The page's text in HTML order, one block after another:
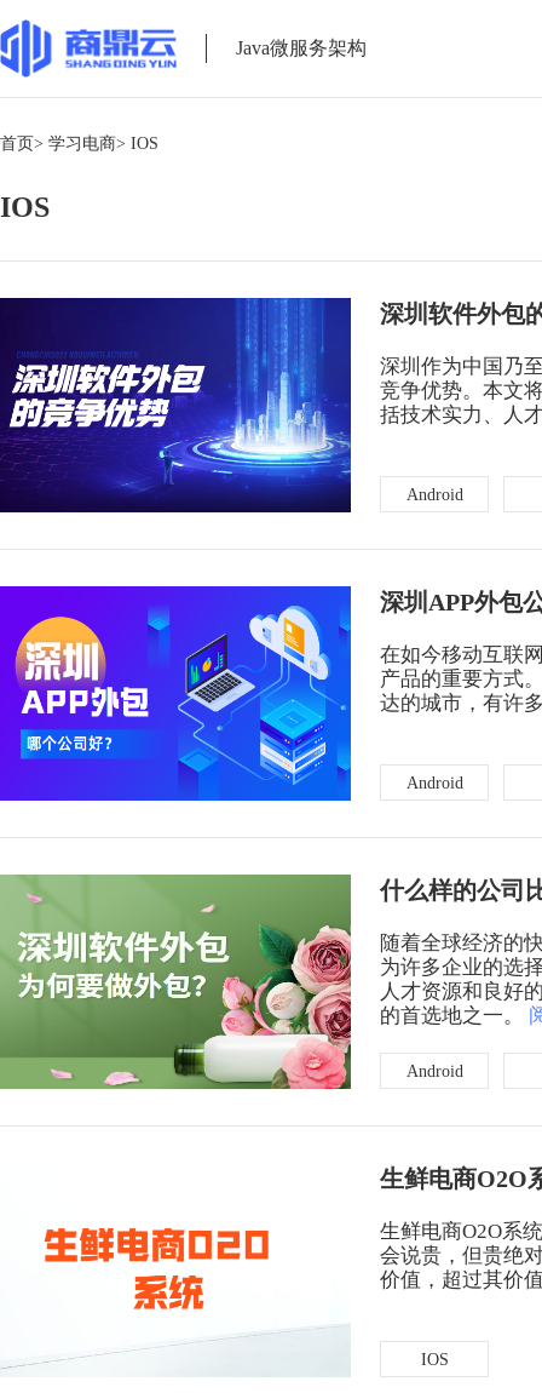
Java微服务架构
首页> 学习电商> IOS
IOS
深圳软件外包
深圳作为中国乃
竞争优势。本文
括技术实力、人
Android
深圳APP外包
在如今移动互联
产品的重要方式
达的城市，有许
Android
什么样的公司
随着全球经济的
为许多企业的选
人才资源和良好
的首选地之一。
Android
生鲜电商O2O
生鲜电商O2O系
会说贵，但贵绝
价值，超过其价
IOS
获得产品报价方案
1万个想法不如1次的方案落地
扫码添加[商务总监]沟通方案